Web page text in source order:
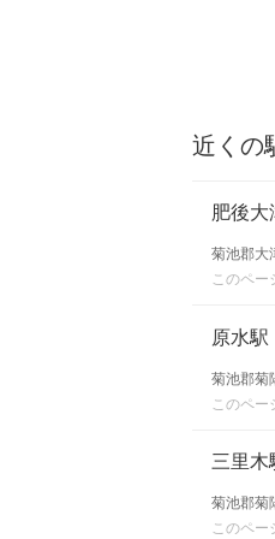
近くの
肥後大
菊池郡大
このペー
原水駅
菊池郡菊
このペ
三里木
菊池郡菊
このペー